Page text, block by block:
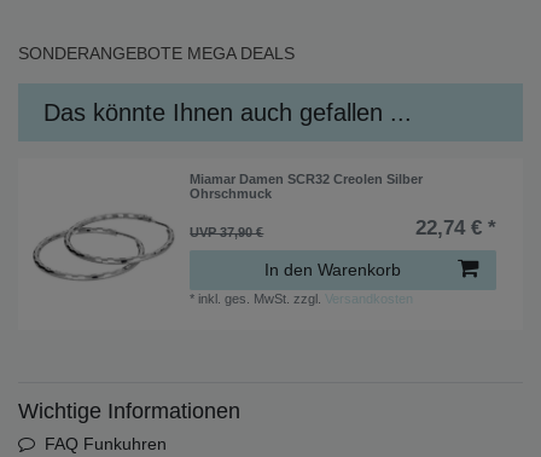
SONDERANGEBOTE MEGA DEALS
Das könnte Ihnen auch gefallen ...
Miamar Damen SCR32 Creolen Silber
Ohrschmuck
UVP 37,90 € 22,74 € *
In den Warenkorb
* inkl. ges. MwSt. zzgl. Versandkosten
Wichtige Informationen
FAQ Funkuhren